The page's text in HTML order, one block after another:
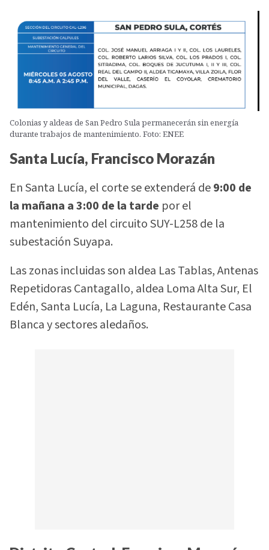
Colonias y aldeas de San Pedro Sula permanecerán sin energía
durante trabajos de mantenimiento. Foto: ENEE
Santa Lucía, Francisco Morazán
En Santa Lucía, el corte se extenderá de9:00 de
la mañana a 3:00 de la tarde por el
mantenimiento del circuito SUY-L258 de la
subestación Suyapa.
Las zonas incluidas son aldea Las Tablas, Antenas
Repetidoras Cantagallo, aldea Loma Alta Sur, El
Edén, Santa Lucía, La Laguna, Restaurante Casa
Blanca y sectores aledaños.